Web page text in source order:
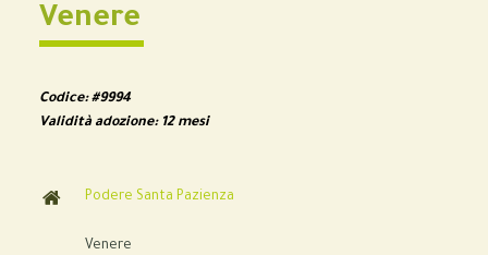
Venere
Codice:#9994
Validità adozione:12 mesi
Podere Santa Pazienza
Venere